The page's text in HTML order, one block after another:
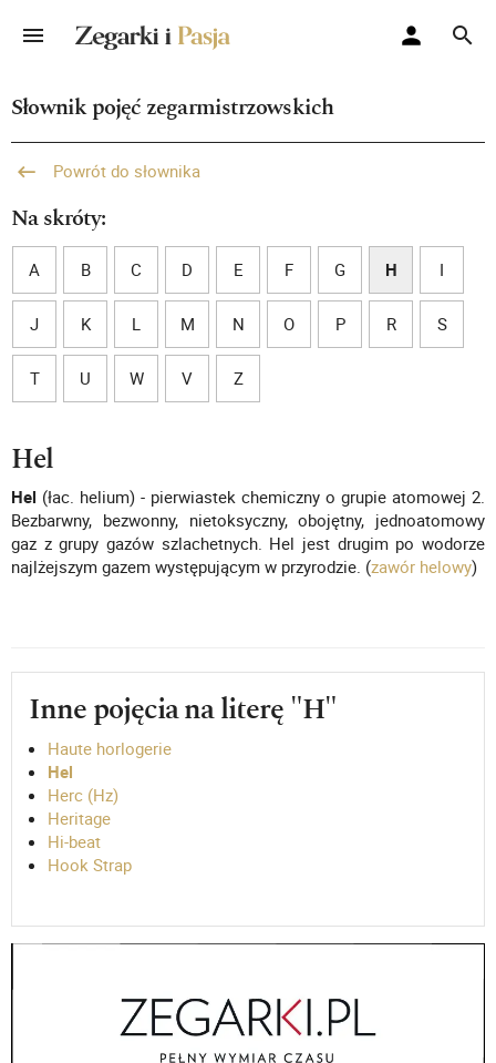
Słownik pojęć zegarmistrzowskich
Powrót do słownika
Na skróty:
A B C D E F G H I
J K L M N O P R S
T U W V Z
Hel
Hel (łac. helium) - pierwiastek chemiczny o grupie atomowej 2.
Bezbarwny, bezwonny, nietoksyczny, obojętny, jednoatomowy
gaz z grupy gazów szlachetnych. Hel jest drugim po wodorze
najlżejszym gazem występującym w przyrodzie. (zawór helowy)
Inne pojęcia na literę "H"
Haute horlogerie
Hel
Herc (Hz)
Heritage
Hi-beat
Hook Strap